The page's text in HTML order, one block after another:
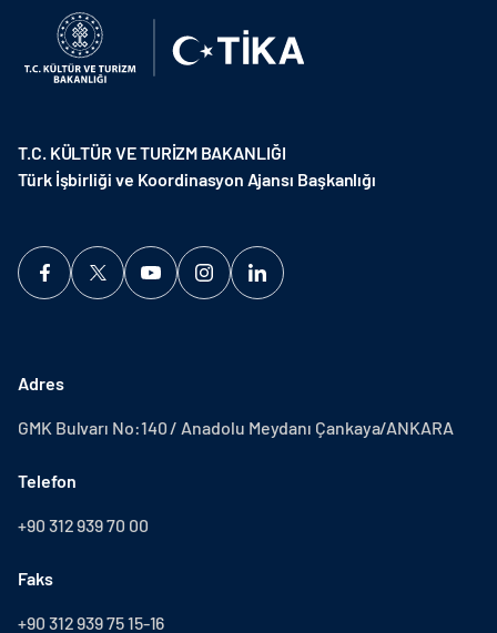
T.C. KÜLTÜR VE TURİZM BAKANLIĞI
Türk İşbirliği ve Koordinasyon Ajansı Başkanlığı
Adres
GMK Bulvarı No:140 / Anadolu Meydanı Çankaya/ANKARA
Telefon
+90 312 939 70 00
Faks
+90 312 939 75 15-16